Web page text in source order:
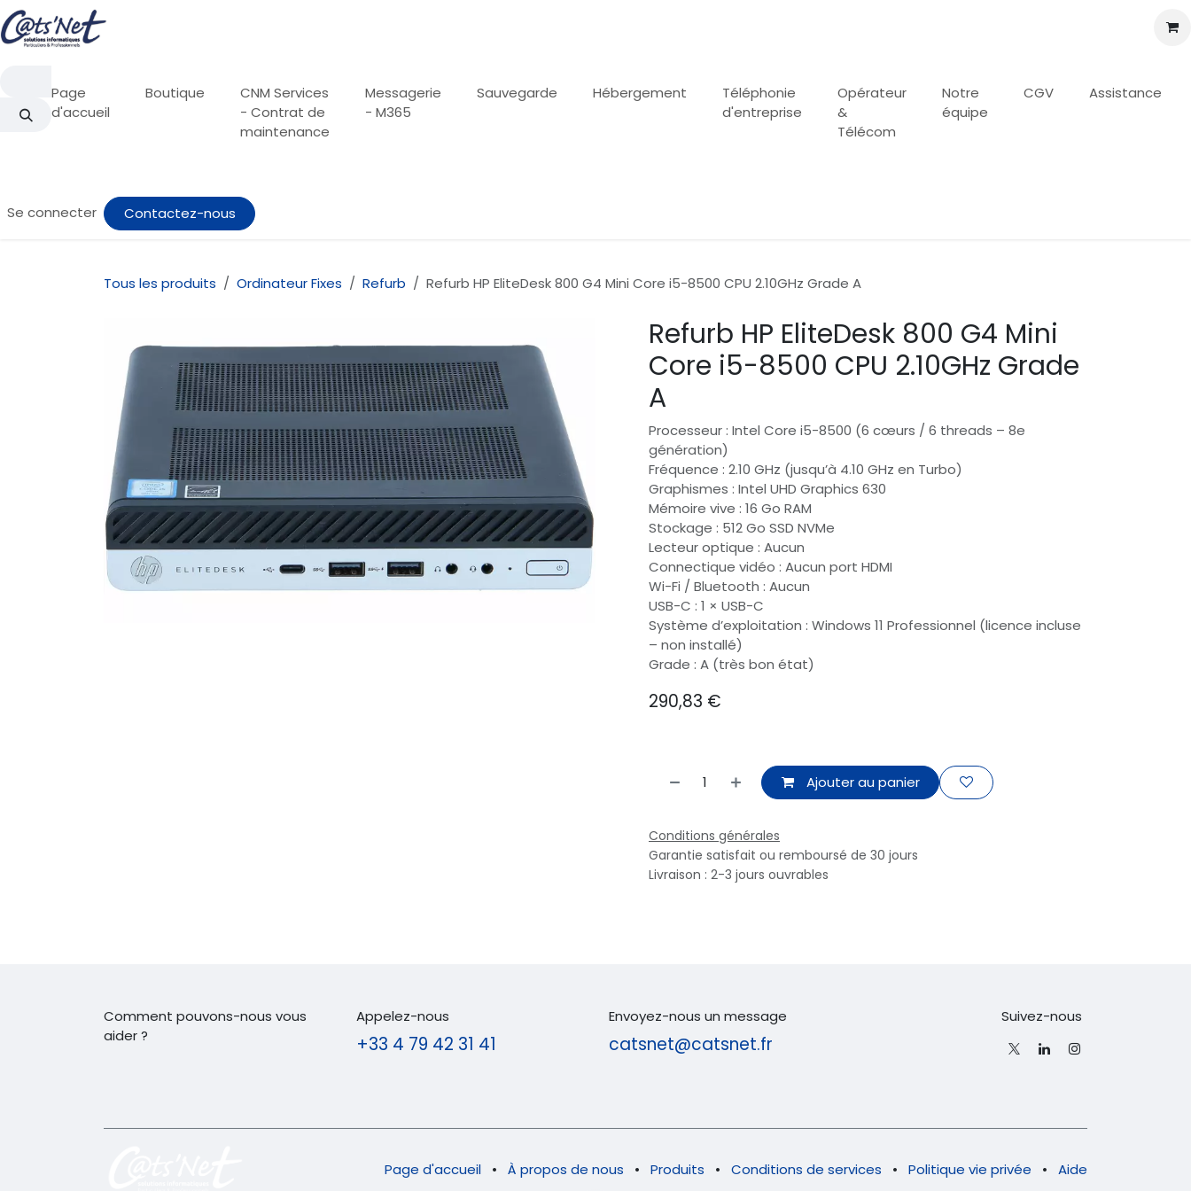
Se rendre au contenu
Page
d'accueil
Boutique
CNM Services
- Contrat de
maintenance
Messagerie
- M365
Sauvegarde Hébergement
Téléphonie
d'entreprise
Opérateur
&
Télécom
Notre
équipe
CGV Assistance
Se connecter Contactez-nous
Tous les produits Ordinateur Fixes Refurb Refurb HP EliteDesk 800 G4 Mini Core i5-8500 CPU 2.10GHz Grade A
Refurb HP EliteDesk 800 G4 Mini
Core i5-8500 CPU 2.10GHz Grade
A
Processeur : Intel Core i5-8500 (6 cœurs / 6 threads – 8e
génération)
Fréquence : 2.10 GHz (jusqu’à 4.10 GHz en Turbo)
Graphismes : Intel UHD Graphics 630
Mémoire vive : 16 Go RAM
Stockage : 512 Go SSD NVMe
Lecteur optique : Aucun
Connectique vidéo : Aucun port HDMI
Wi-Fi / Bluetooth : Aucun
USB-C : 1 × USB-C
Système d’exploitation : Windows 11 Professionnel (licence incluse
– non installé)
Grade : A (très bon état)
290,83 €
Ajouter au panier
Conditions générales
Garantie satisfait ou remboursé de 30 jours
Livraison : 2-3 jours ouvrables
Comment pouvons-nous vous
aider ?
Appelez-nous
+33 4 79 42 31 41
Envoyez-nous un message
catsnet@catsnet.fr
Suivez-nous
Page d'accueil • À propos de nous • Produits • Conditions de services • Politique vie privée • Aide